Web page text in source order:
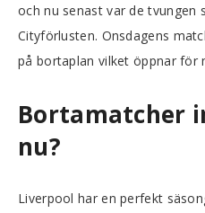
och nu senast var de tvungen
Cityförlusten. Onsdagens
på bortaplan vilket öppnar för
Bortamatcher
nu?
Liverpool har en perfekt